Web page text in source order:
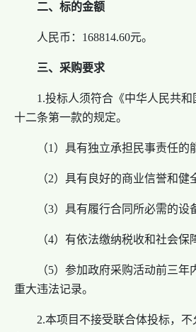
二、标的金额
人民币：168814.60元。
三、采购要求
1.投标人须符合《中华人民共和
十二条第一款的规定。
（1）具有独立承担民事责任的
（2）具有良好的商业信誉和健全
（3）具有履行合同所必需的设备
（4）有依法缴纳税收和社会保障
（5）参加政府采购活动前三年
重大违法记录。
2.本项目不接受联合体投标，不